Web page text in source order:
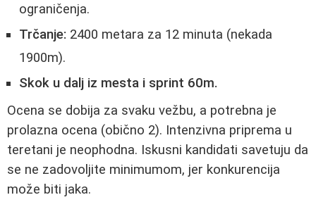
ograničenja.
Trčanje: 2400 metara za 12 minuta (nekada
1900m).
Skok u dalj iz mesta i sprint 60m.
Ocena se dobija za svaku vežbu, a potrebna je
prolazna ocena (obično 2). Intenzivna priprema u
teretani je neophodna. Iskusni kandidati savetuju da
se ne zadovoljite minimumom, jer konkurencija
može biti jaka.